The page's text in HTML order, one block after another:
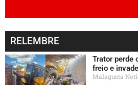
RELEMBRE
Trator perde
freio e
Malagueta